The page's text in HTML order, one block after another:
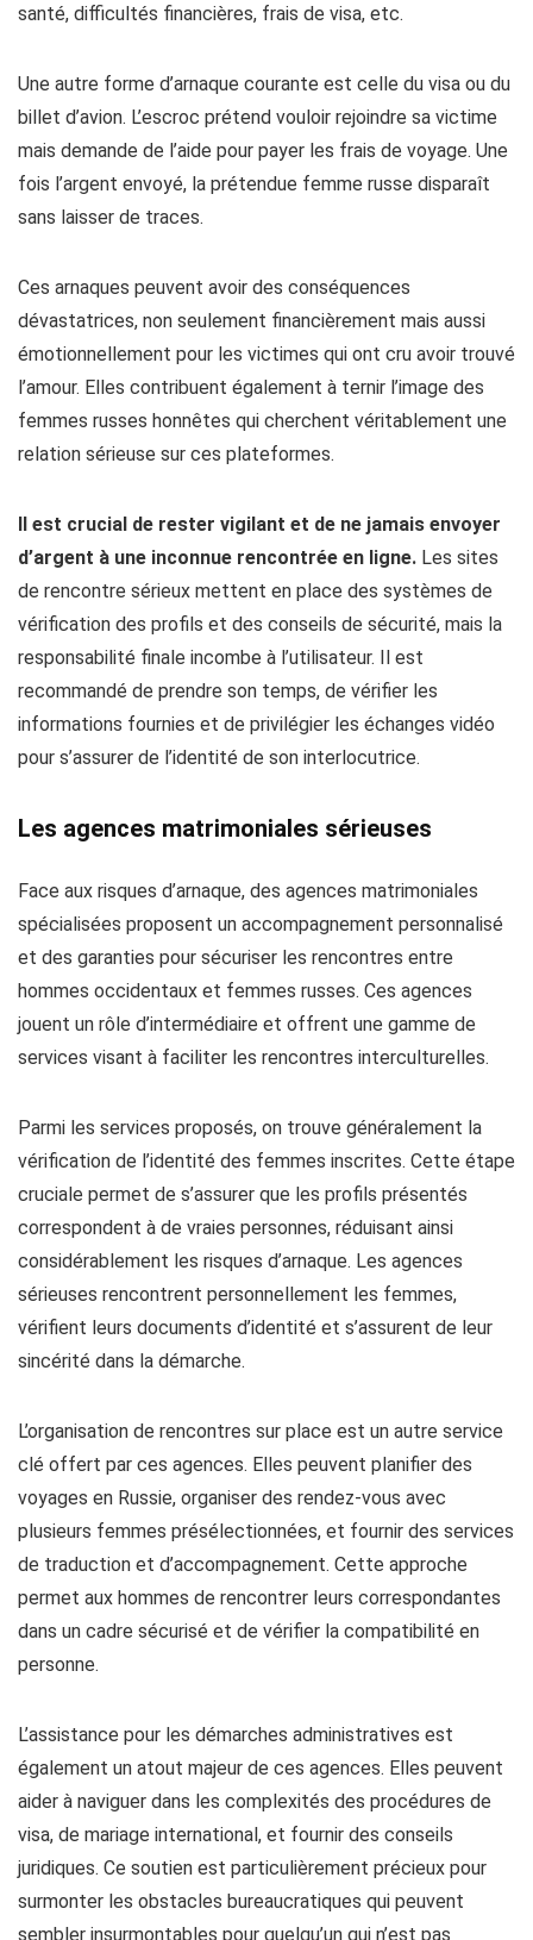
santé, difficultés financières, frais de visa, etc.
Une autre forme d’arnaque courante est celle du visa ou du
billet d’avion. L’escroc prétend vouloir rejoindre sa victime
mais demande de l’aide pour payer les frais de voyage. Une
fois l’argent envoyé, la prétendue femme russe disparaît
sans laisser de traces.
Ces arnaques peuvent avoir des conséquences
dévastatrices, non seulement financièrement mais aussi
émotionnellement pour les victimes qui ont cru avoir trouvé
l’amour. Elles contribuent également à ternir l’image des
femmes russes honnêtes qui cherchent véritablement une
relation sérieuse sur ces plateformes.
Il est crucial de rester vigilant et de ne jamais envoyer
d’argent à une inconnue rencontrée en ligne. Les sites
de rencontre sérieux mettent en place des systèmes de
vérification des profils et des conseils de sécurité, mais la
responsabilité finale incombe à l’utilisateur. Il est
recommandé de prendre son temps, de vérifier les
informations fournies et de privilégier les échanges vidéo
pour s’assurer de l’identité de son interlocutrice.
Les agences matrimoniales sérieuses
Face aux risques d’arnaque, des agences matrimoniales
spécialisées proposent un accompagnement personnalisé
et des garanties pour sécuriser les rencontres entre
hommes occidentaux et femmes russes. Ces agences
jouent un rôle d’intermédiaire et offrent une gamme de
services visant à faciliter les rencontres interculturelles.
Parmi les services proposés, on trouve généralement la
vérification de l’identité des femmes inscrites. Cette étape
cruciale permet de s’assurer que les profils présentés
correspondent à de vraies personnes, réduisant ainsi
considérablement les risques d’arnaque. Les agences
sérieuses rencontrent personnellement les femmes,
vérifient leurs documents d’identité et s’assurent de leur
sincérité dans la démarche.
L’organisation de rencontres sur place est un autre service
clé offert par ces agences. Elles peuvent planifier des
voyages en Russie, organiser des rendez-vous avec
plusieurs femmes présélectionnées, et fournir des services
de traduction et d’accompagnement. Cette approche
permet aux hommes de rencontrer leurs correspondantes
dans un cadre sécurisé et de vérifier la compatibilité en
personne.
L’assistance pour les démarches administratives est
également un atout majeur de ces agences. Elles peuvent
aider à naviguer dans les complexités des procédures de
visa, de mariage international, et fournir des conseils
juridiques. Ce soutien est particulièrement précieux pour
surmonter les obstacles bureaucratiques qui peuvent
sembler insurmontables pour quelqu’un qui n’est pas